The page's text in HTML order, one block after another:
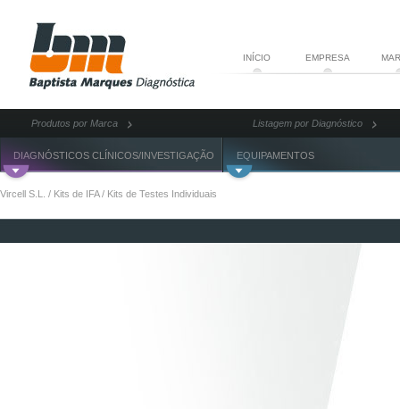
INÍCIO EMPRESA
Produtos por Marca Listagem por Diagnóstico
DIAGNÓSTICOS CLÍNICOS/INVESTIGAÇÃO EQUIPAMENTOS
Vircell S.L. / Kits de IFA/ Kits de Testes Individuais